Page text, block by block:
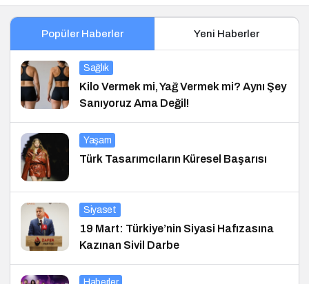
Popüler Haberler Yeni Haberler
Sağlık
Kilo Vermek mi, Yağ Vermek mi? Aynı Şey
Sanıyoruz Ama Değil!
Yaşam
Türk Tasarımcıların Küresel Başarısı
Siyaset
19 Mart: Türkiye’nin Siyasi Hafızasına
Kazınan Sivil Darbe